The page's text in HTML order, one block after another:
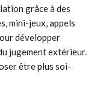
grâce à des
mini-jeux, appels
développer
jugement extérieur.
être plus soi-